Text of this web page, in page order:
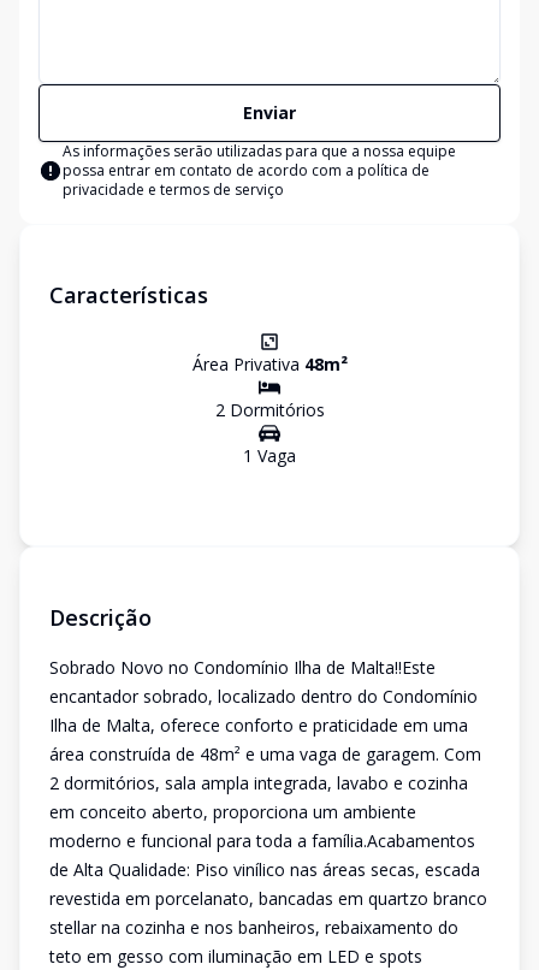
Enviar
As informações serão utilizadas para que a nossa equipe
possa entrar em contato de acordo com a política de
privacidade e termos de serviço
Características
Área Privativa 48m²
2Dormitórios
1 Vaga
Descrição
Sobrado Novo no Condomínio Ilha de Malta!!Este
encantador sobrado, localizado dentro do Condomínio
Ilha de Malta, oferece conforto e praticidade em uma
área construída de 48m² e uma vaga de garagem. Com
2 dormitórios, sala ampla integrada, lavabo e cozinha
em conceito aberto, proporciona um ambiente
moderno e funcional para toda a família.Acabamentos
de Alta Qualidade: Piso vinílico nas áreas secas, escada
revestida em porcelanato, bancadas em quartzo branco
stellar na cozinha e nos banheiros, rebaixamento do
teto em gesso com iluminação em LED e spots